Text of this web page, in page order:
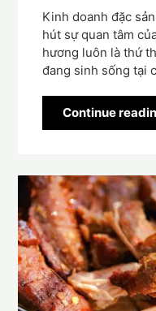
Kinh doanh đặc
hút sự quan tâm
hương luôn là thứ
đang sinh sống tại
Continue